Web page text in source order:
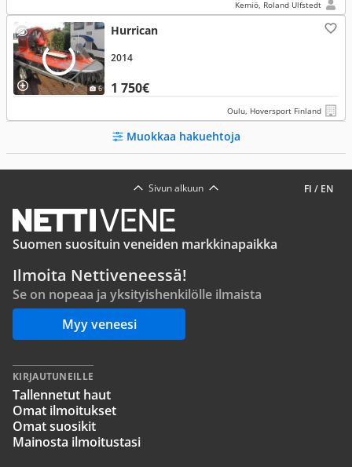
Kemiö, Roland Ulfstedt
6
Hurrican
1 750€
2014
Oulu, Hoversport Finland
Muokkaa hakuehtoja
FI / EN
Sivun alkuun
Suomen suosituin veneiden markkinapaikka
Ilmoita Nettiveneessä!
Se on nopeaa ja yksityishenkilölle ilmaista
Myy veneesi
KIRJAUTUNEILLE
Tallennetut haut
Omat ilmoitukset
Omat suosikit
Mainosta ilmoitustasi